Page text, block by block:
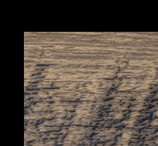
RGB内存条
马甲内存条
客户支持
手册和工具
关于我们